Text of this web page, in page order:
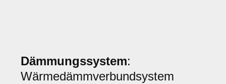
Dämmungssystem:
Wärmedämmverbundsystem